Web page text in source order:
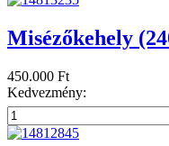
Misézőkehely
450.000 Ft
Kedvezmény: